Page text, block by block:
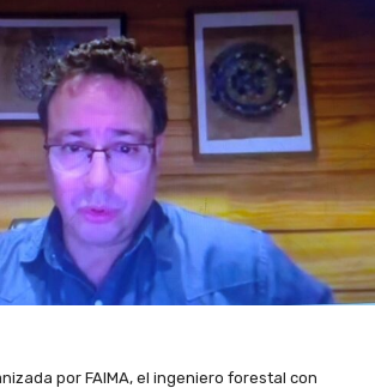
por FAIMA, el ingeniero forestal con